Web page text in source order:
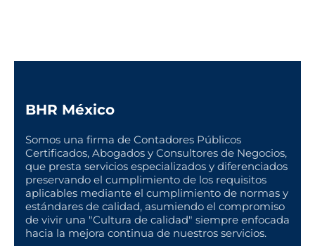
BHR México
Somos una firma de Contadores Públicos
Certificados, Abogados y Consultores de Negocios,
que presta servicios especializados y diferenciados
preservando el cumplimiento de los requisitos
aplicables mediante el cumplimiento de normas y
estándares de calidad, asumiendo el compromiso
de vivir una "Cultura de calidad" siempre enfocada
hacia la mejora continua de nuestros servicios.